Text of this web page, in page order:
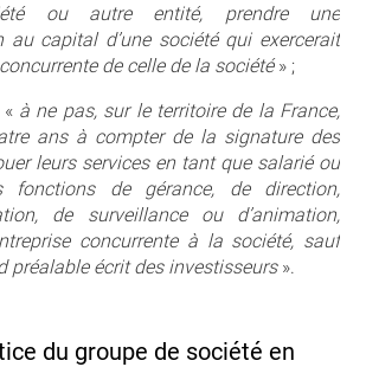
ou autre entité, prendre une
au capital d’une société qui exercerait
de celle de la société » ;
à ne pas, sur le territoire de la France,
ans à compter de la signature des
leurs services en tant que salarié ou
fonctions de gérance, de direction,
de surveillance ou d’animation,
concurrente à la société, sauf
préalable écrit des investisseurs ».
du groupe de société en